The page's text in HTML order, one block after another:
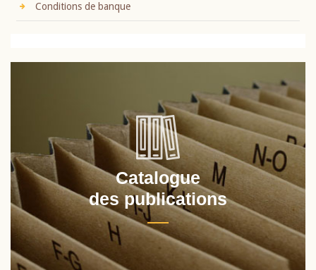
Conditions de banque
Catalogue
des publications